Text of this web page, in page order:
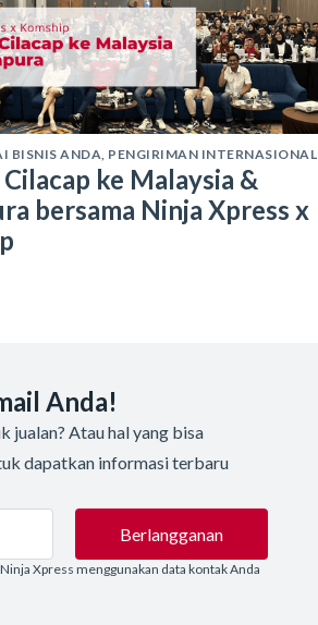
BISNIS ANDA, PENGIRIMAN INTERNASIONAL
ke Malaysia &
bersama Ninja Xpress x
Anda!
jualan? Atau hal yang bisa
dapatkan informasi terbaru
Berlangganan
Xpress menggunakan data kontak Anda